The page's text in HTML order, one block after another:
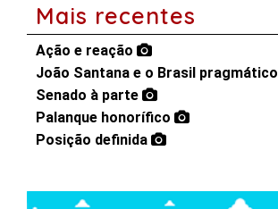
Mais recentes
Ação e reação
João Santana e o Brasil pragmático
Senado à parte
Palanque honorífico
Posição definida